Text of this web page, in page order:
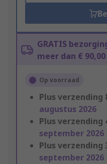
GRATIS
meer dan € 90,00
Op voorraad
Plus verzending
augustus 2026
Plus verzending
september 2026
Plus verzending
september 2026